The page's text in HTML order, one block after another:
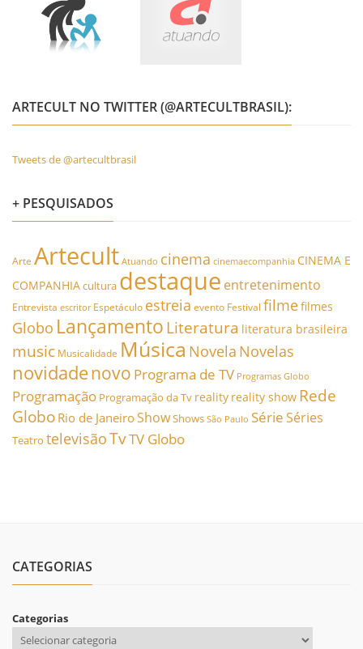
ARTECULT NO TWITTER (@ARTECULTBRASIL):
Tweets de @artecultbrasil
+ PESQUISADOS
Arte Artecult Atuando cinema cinemaecompanhia CINEMA E
COMPANHIAcultura destaque entretenimento
Entrevista escritor Espetáculo estreia evento Festival filmefilmes
Globo Lançamento Literatura literatura brasileira
music Musicalidade Música Novela Novelas
novidadenovo Programa de TV Programas Globo
Programação Programação da Tv reality reality show Rede
Globo Rio de JaneiroShowShows São Paulo SérieSéries
Teatro televisãoTvTV Globo
CATEGORIAS
Categorias